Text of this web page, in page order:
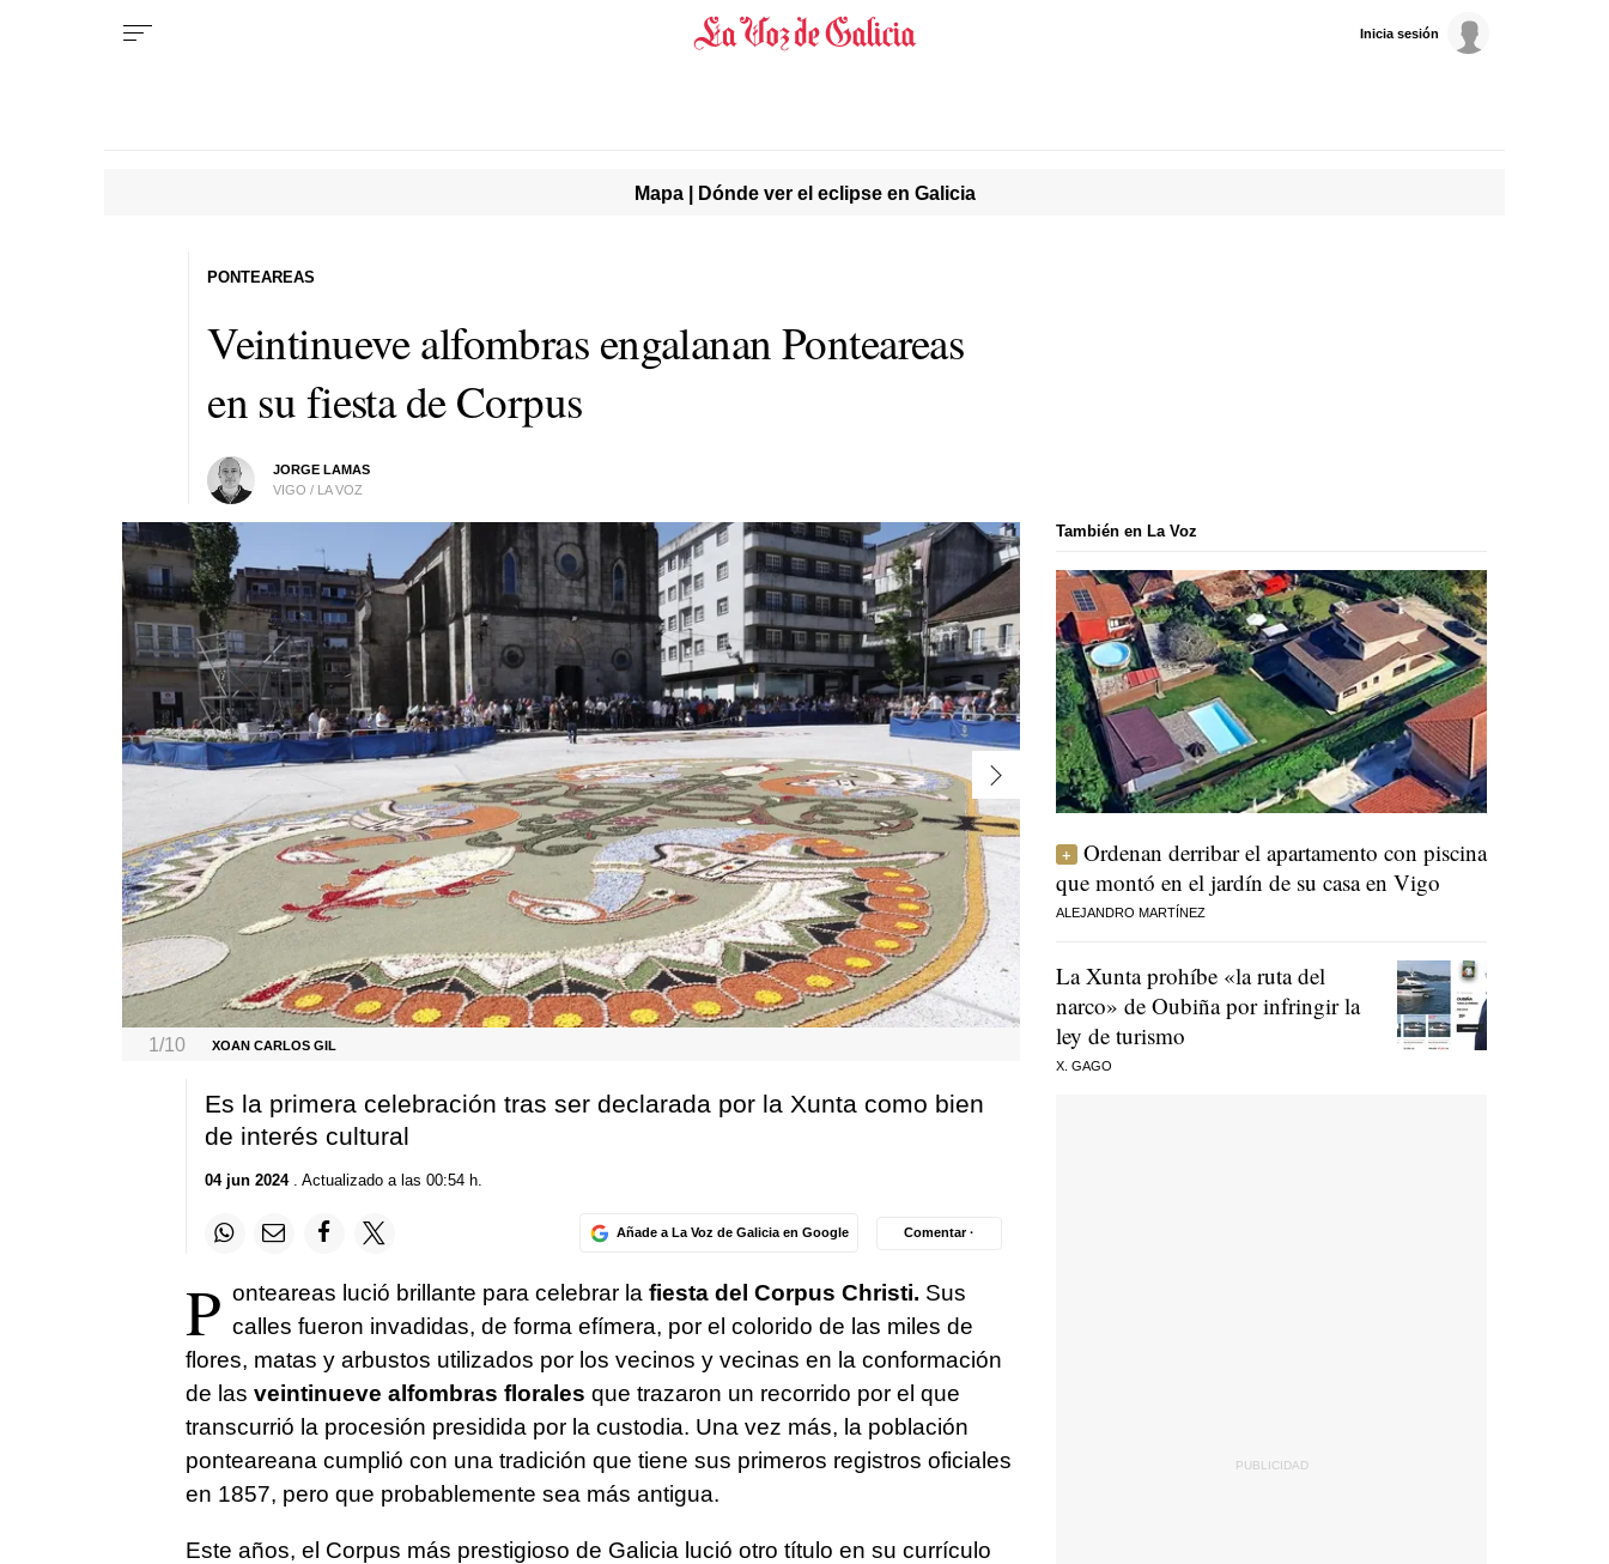
Inicia sesión
Mapa | Dónde ver el eclipse en Galicia
Veintinueve alfombras engalanan Ponteareas
en su fiesta de Corpus
JORGE LAMAS
VIGO / LA VOZ
PONTEAREAS
1/10 XOAN CARLOS GIL
Es la primera celebración tras ser declarada por la Xunta como bien
de interés cultural
04 jun 2024. Actualizado a las 00:54 h.
Añade a La Voz de Galicia en Google Comentar ·
P onteareas lució brillante para celebrar la fiesta del Corpus Christi. Sus
calles fueron invadidas, de forma efímera, por el colorido de las miles de
flores, matas y arbustos utilizados por los vecinos y vecinas en la conformación
de las veintinueve alfombras florales que trazaron un recorrido por el que
transcurrió la procesión presidida por la custodia. Una vez más, la población
ponteareana cumplió con una tradición que tiene sus primeros registros oficiales
en 1857, pero que probablemente sea más antigua.
Este años, el Corpus más prestigioso de Galicia lució otro título en su currículo
También en La Voz
Ordenan derribar el apartamento con piscina
que montó en el jardín de su casa en Vigo
ALEJANDRO MARTÍNEZ
La Xunta prohíbe «la ruta del
narco» de Oubiña por infringir la
ley de turismo
X. GAGO